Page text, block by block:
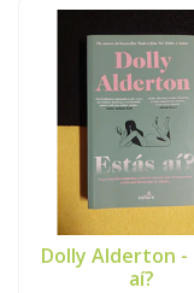
Dolly Alderton -
aí?